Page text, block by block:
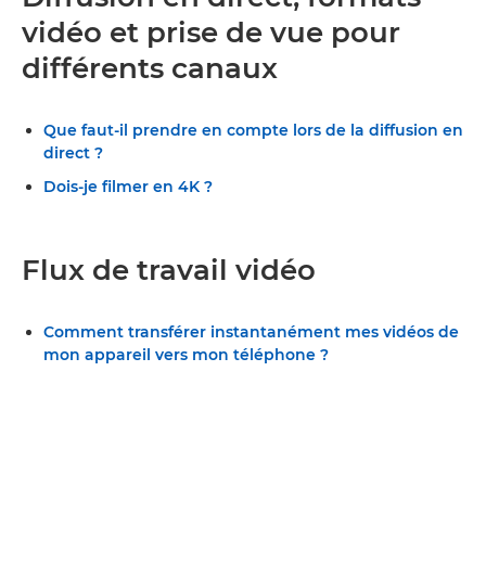
vidéo et prise de vue pour
différents canaux
Que faut-il prendre en compte lors de la diffusion en
direct ?
Dois-je filmer en 4K ?
Flux de travail vidéo
Comment transférer instantanément mes vidéos de
mon appareil vers mon téléphone ?